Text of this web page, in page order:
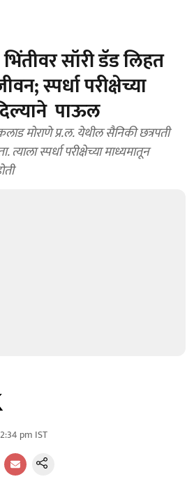
सॉरी डॅड लिहत
स्पर्धा परीक्षेच्या
पाऊल
मोराणे प्र.ल. येथील सैनिकी छत्रपती
स्पर्धा परीक्षेच्या माध्यमातून
pm IST